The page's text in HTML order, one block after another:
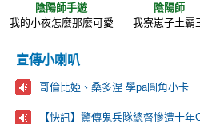
陰陽師手遊
我的小夜怎麼那麼可愛
陰陽師
我寮崽子土霸
宣傳小喇叭
哥倫比婭、桑多涅 學pa圓角小卡
【快訊】驚傳鬼兵隊總督慘遭十年